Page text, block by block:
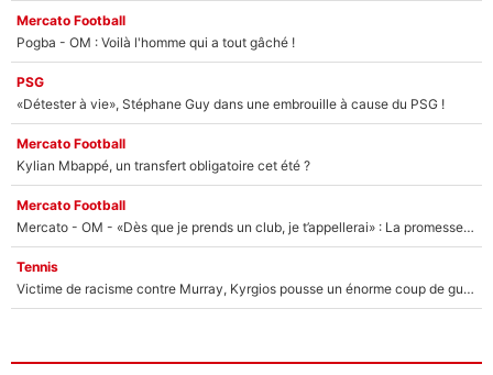
Mercato Football
Pogba - OM : Voilà l'homme qui a tout gâché !
PSG
«Détester à vie», Stéphane Guy dans une embrouille à cause du PSG !
Mercato Football
Kylian Mbappé, un transfert obligatoire cet été ?
Mercato Football
Mercato - OM - «Dès que je prends un club, je t’appellerai» : La promesse de Marcelino au moment de claquer la porte
Tennis
Victime de racisme contre Murray, Kyrgios pousse un énorme coup de gueule !